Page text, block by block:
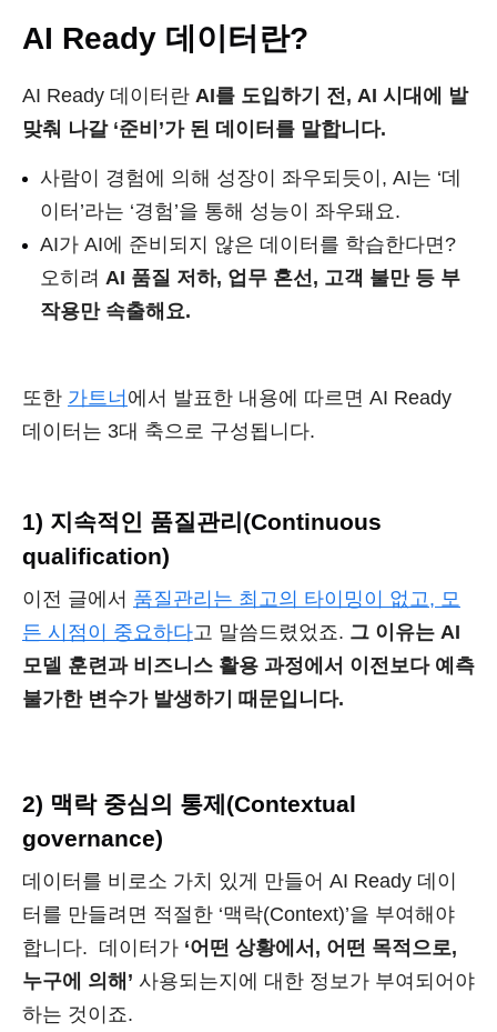
AI Ready 데이터란?
AI Ready 데이터란 AI를 도입하기 전, AI 시대에 발
맞춰 나갈 ‘준비’가 된 데이터를 말합니다.
사람이 경험에 의해 성장이 좌우되듯이, AI는 ‘데
이터’라는 ‘경험’을 통해 성능이 좌우돼요.
AI가 AI에 준비되지 않은 데이터를 학습한다면?
오히려 AI 품질 저하, 업무 혼선, 고객 불만 등 부
작용만 속출해요.
또한 가트너 에서 발표한 내용에 따르면 AI Ready
데이터는 3대 축으로 구성됩니다.
1) 지속적인 품질관리(Continuous
qualification)
이전 글에서 품질관리는 최고의 타이밍이 없고, 모
든 시점이 중요하다고 말씀드렸었죠. 그 이유는 AI
모델 훈련과 비즈니스 활용 과정에서 이전보다 예측
불가한 변수가 발생하기 때문입니다.
2) 맥락 중심의 통제(Contextual
governance)
데이터를 비로소 가치 있게 만들어 AI Ready 데이
터를 만들려면 적절한 ‘맥락(Context)’을 부여해야
합니다. 데이터가 ‘어떤 상황에서, 어떤 목적으로,
누구에 의해’ 사용되는지에 대한 정보가 부여되어야
하는 것이죠.